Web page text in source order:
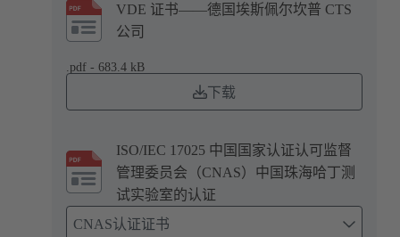
VDE 证书——德国埃斯佩尔坎普 CTS
公司
.pdf - 683.4 kB
下载
ISO/IEC 17025 中国国家认证认可监督
管理委员会（CNAS）中国珠海哈丁测
试实验室的认证
CNAS认证证书